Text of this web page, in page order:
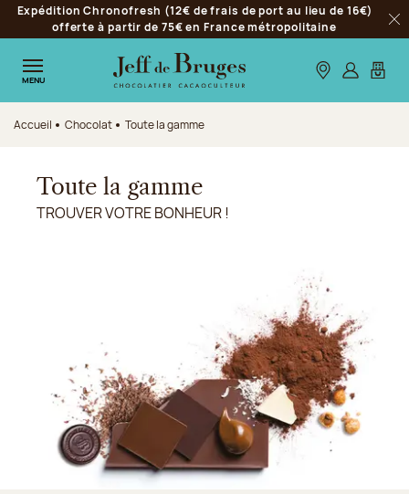
Aller à la navigation
Aller au contenu principal
Aller au pied de page
Expédition Chronofresh (12€ de frais de port au lieu de 16€)
offerte à partir de 75€ en France métropolitaine
MENU Nos boutiques
S’identifier
Mon
Accueil Chocolat Toute la gamme
Toute la gamme
TROUVER VOTRE BONHEUR !